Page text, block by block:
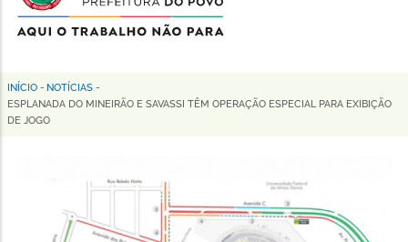
de
Horizonte
Trilha
de
INÍCIO - NOTÍCIAS -
ESPLANADA DO MINEIRÃO E SAVASSI TÊM OPERAÇÃO ESPECIAL PARA EXIBIÇÃO
DE JOGO